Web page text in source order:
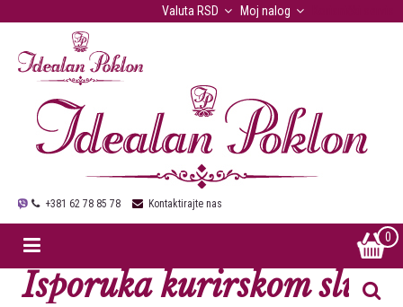
Moj nalog
Valuta RSD
+381 62 78 85 78 Kontaktirajte nas
0
Isporuka kurirskom